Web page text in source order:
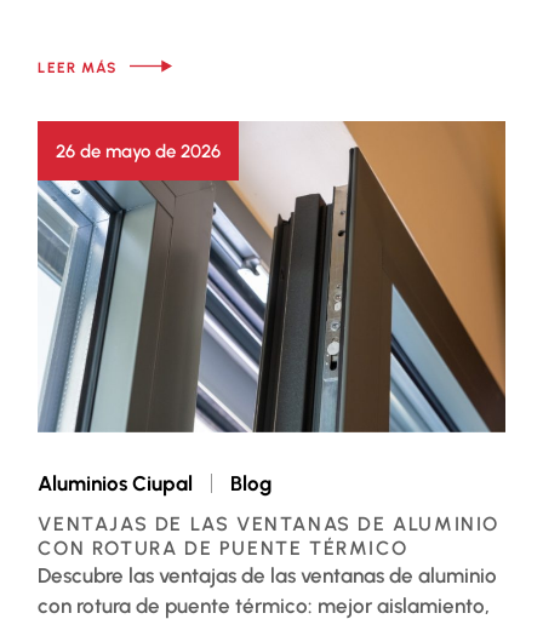
LEER MÁS
26 de mayo de 2026
Aluminios Ciupal Blog
VENTAJAS DE LAS VENTANAS DE ALUMINIO
CON ROTURA DE PUENTE TÉRMICO
Descubre las ventajas de las ventanas de aluminio
con rotura de puente térmico: mejor aislamiento,